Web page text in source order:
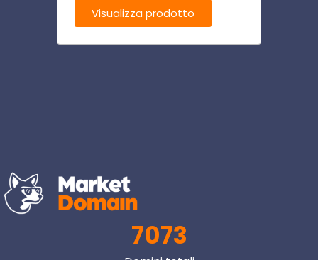
Visualizza prodotto
7073